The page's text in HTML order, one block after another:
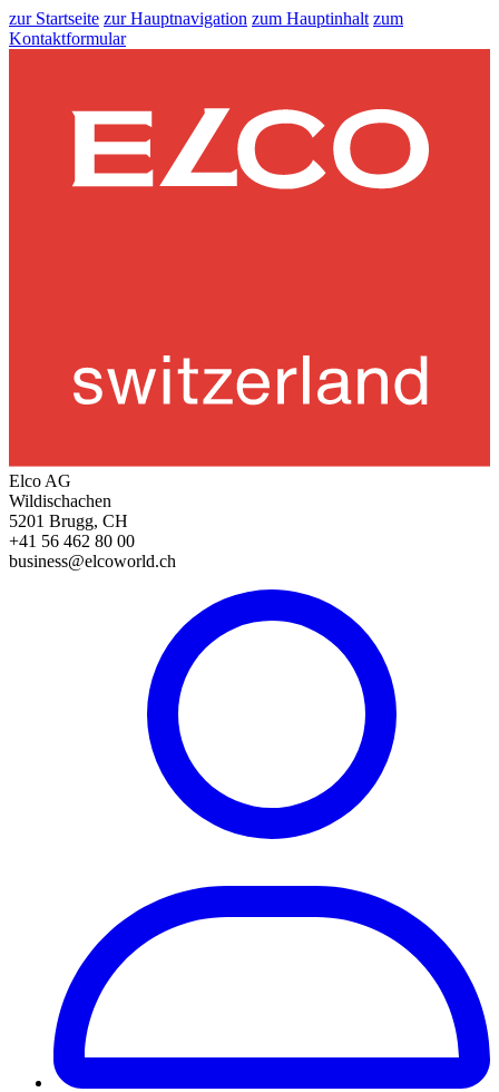
zur Startseite zur Hauptnavigation zum Hauptinhalt zum
Kontaktformular
Elco AG
Wildischachen
5201 Brugg, CH
+41 56 462 80 00
business@elcoworld.ch